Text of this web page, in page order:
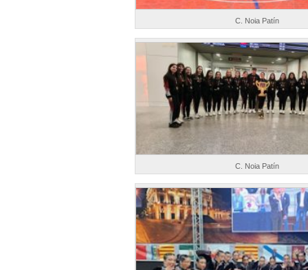
C. Noia Patín
C. Noia Patín